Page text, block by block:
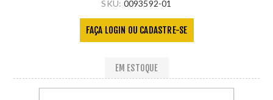
SKU: 0093592-01
FAÇA LOGIN OU CADASTRE-SE
EM ESTOQUE